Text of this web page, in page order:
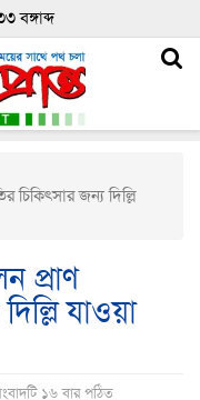
বঙ্গাব্দ
চিকিৎসার জন্য দিল্লি
প্রাণ
যাওয়া
১৬ বার পঠিত